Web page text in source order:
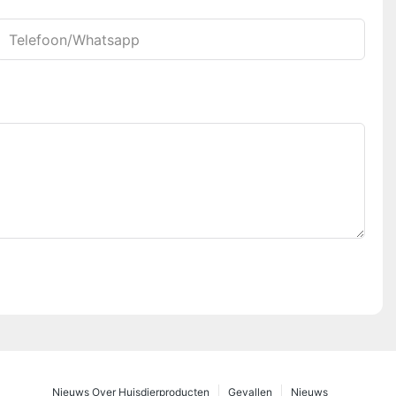
Telefoon/whatsapp
Nieuws
Gevallen
Nieuws Over Huisdierproducten